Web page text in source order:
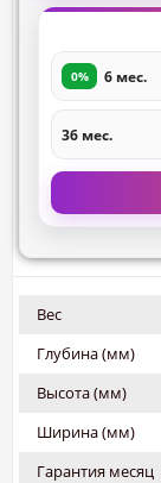
0% 6 мес.
36 мес.
Вес
Глубина (мм)
Высота (мм)
Ширина (мм)
Гарантия месяц